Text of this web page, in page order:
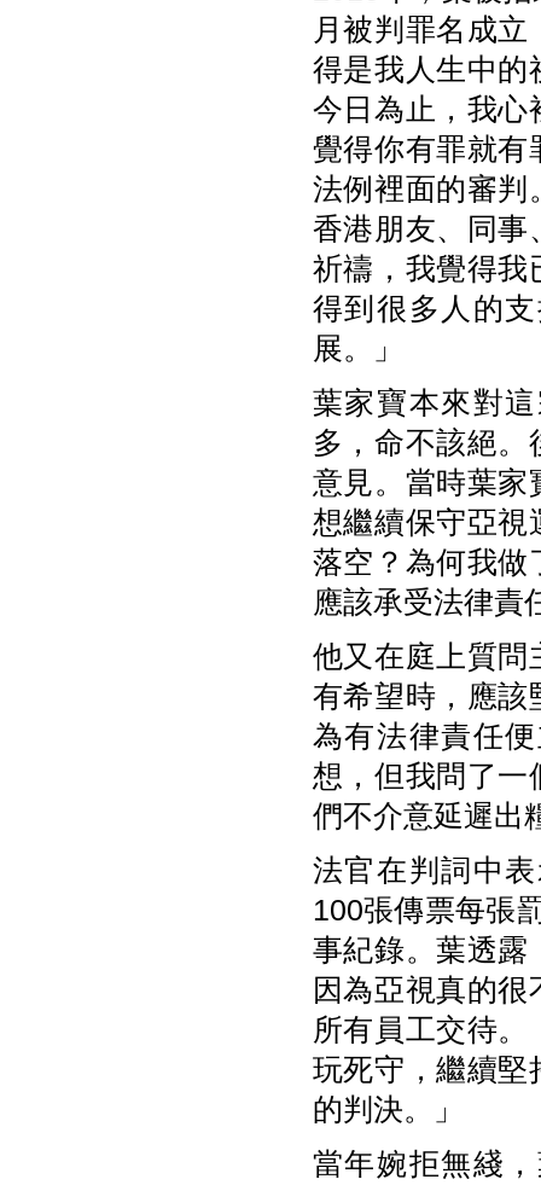
月被判罪名成
得是我人生中的
今日為止，我心
覺得你有罪就有
法例裡面的審判
香港朋友、同事
祈禱，我覺得我
得到很多人的
展。」
葉家寶本來對
多，命不該絕
意見。當時葉家
想繼續保守亞視
落空？為何我做
應該承受法律責
他又在庭上質問
有希望時，應該
為有法律責任
想，但我問了一
們不介意延遲出
法官在判詞中
100張傳票每張
事紀錄。葉透露
因為亞視真的
所有員工交待
玩死守，繼續堅
的判決。」
當年婉拒無綫